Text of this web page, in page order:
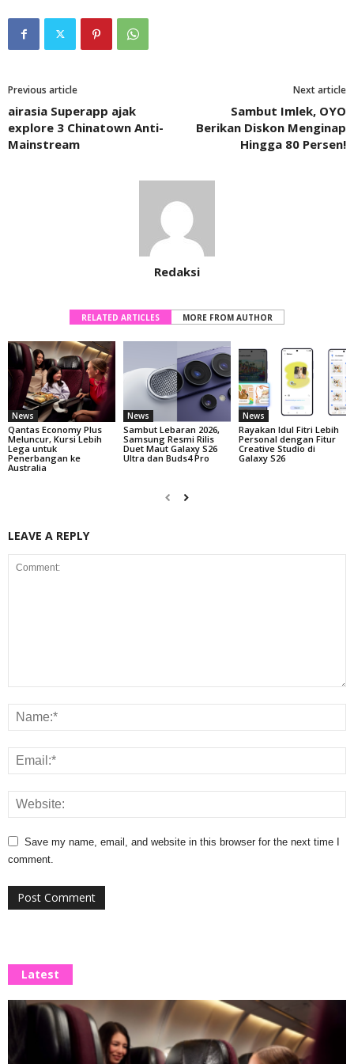
Previous article
airasia Superapp ajak
explore 3 Chinatown Anti-
Mainstream
Next article
Sambut Imlek, OYO
Berikan Diskon Menginap
Hingga 80 Persen!
Redaksi
RELATED ARTICLES MORE FROM AUTHOR
News
Qantas Economy Plus
Meluncur, Kursi Lebih
Lega untuk
Penerbangan ke
Australia
News
Sambut Lebaran 2026,
Samsung Resmi Rilis
Duet Maut Galaxy S26
Ultra dan Buds4 Pro
News
Rayakan Idul Fitri Lebih
Personal dengan Fitur
Creative Studio di
Galaxy S26
LEAVE A REPLY
Save my name, email, and website in this browser for the next time I
comment.
Latest